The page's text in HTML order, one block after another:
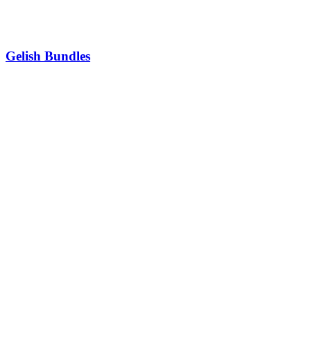
Gelish Bundles